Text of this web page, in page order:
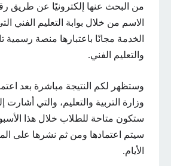
من البحث عنها إلكترونيًا عن طريق
الاسم من خلال بوابة التعليم الفني
الخدمة مجانًا باعتبارها منصة رسمية
والتعليم الفني.
وستظهر لكم النتيجة مباشرة بعد
وزارة التربية والتعليم، والتي أشارت
ستكون متاحة للطلاب خلال هذا
سيتم اعتمادها ومن ثم نشرها على
الأيام.